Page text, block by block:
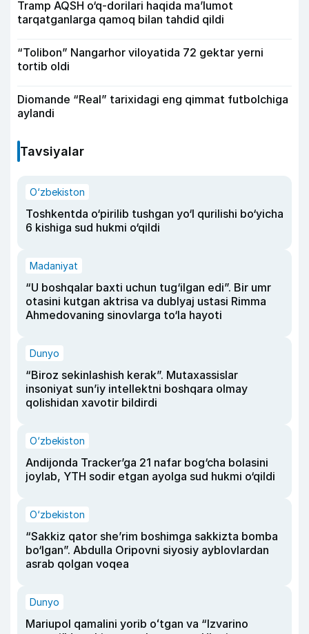
Tramp AQSH o‘q-dorilari haqida ma’lumot
tarqatganlarga qamoq bilan tahdid qildi
“Tolibon” Nangarhor viloyatida 72 gektar yerni
tortib oldi
Diomande “Real” tarixidagi eng qimmat futbolchiga
aylandi
Tavsiyalar
O‘zbekiston
Toshkentda o‘pirilib tushgan yo‘l qurilishi bo‘yicha
6 kishiga sud hukmi o‘qildi
Madaniyat
“U boshqalar baxti uchun tug‘ilgan edi”. Bir umr
otasini kutgan aktrisa va dublyaj ustasi Rimma
Ahmedovaning sinovlarga to‘la hayoti
Dunyo
“Biroz sekinlashish kerak”. Mutaxassislar
insoniyat sun’iy intellektni boshqara olmay
qolishidan xavotir bildirdi
O‘zbekiston
Andijonda Tracker’ga 21 nafar bog‘cha bolasini
joylab, YTH sodir etgan ayolga sud hukmi o‘qildi
O‘zbekiston
“Sakkiz qator she’rim boshimga sakkizta bomba
bo‘lgan”. Abdulla Oripovni siyosiy ayblovlardan
asrab qolgan voqea
Dunyo
Mariupol qamalini yorib oʻtgan va “Izvarino